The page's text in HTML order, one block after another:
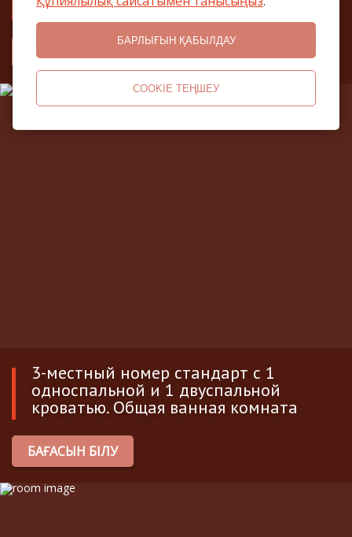
БАРЛЫҒЫН ҚАБЫЛДАУ
COOKIE ТЕҢШЕУ
двуспальной кроватью
БАҒАСЫН БІЛУ
3-местный номер стандарт с 1
односпальной и 1 двуспальной
кроватью. Общая ванная комната
БАҒАСЫН БІЛУ